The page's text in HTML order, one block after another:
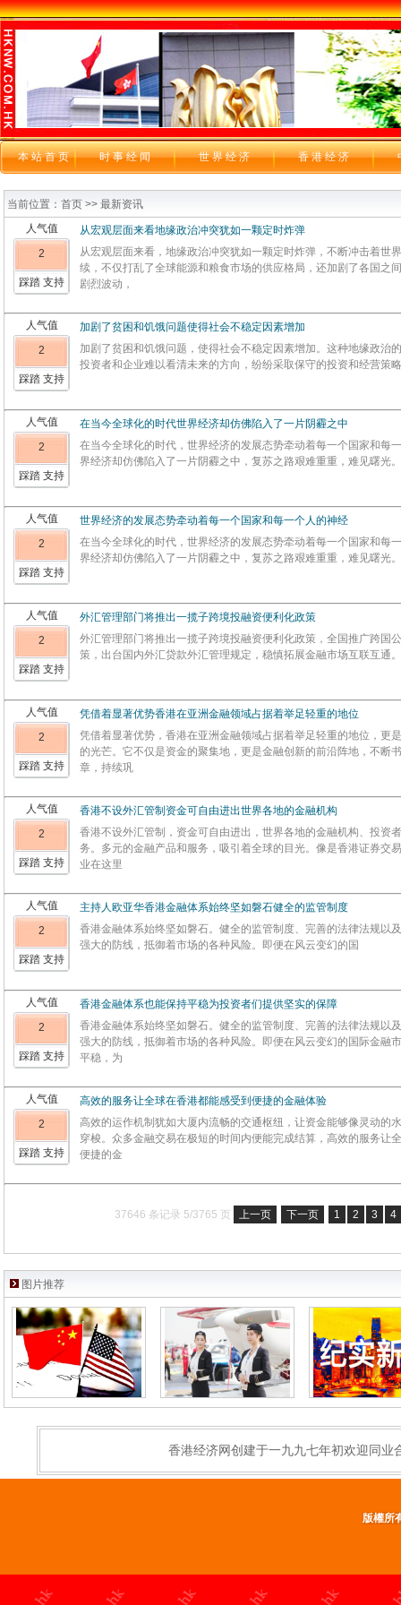
本站首页 时 事 经 闻 世 界 经 济 香 港 经 济
当前位置：首页 >> 最新资讯
人气值
2
踩踏 支持
从宏观层面来看地缘政治冲突犹如一颗定时炸弹
从宏观层面来看，地缘政治冲突犹如一颗定时炸弹，不断冲击着世
续，不仅打乱了全球能源和粮食市场的供应格局，还加剧了各国之
剧烈波动，
人气值
2
踩踏 支持
加剧了贫困和饥饿问题使得社会不稳定因素增加
加剧了贫困和饥饿问题，使得社会不稳定因素增加。这种地缘政治
投资者和企业难以看清未来的方向，纷纷采取保守的投资和经营策
人气值
2
踩踏 支持
在当今全球化的时代世界经济却仿佛陷入了一片阴霾之中
在当今全球化的时代，世界经济的发展态势牵动着每一个国家和每
界经济却仿佛陷入了一片阴霾之中，复苏之路艰难重重，难见曙光。
人气值
2
踩踏 支持
世界经济的发展态势牵动着每一个国家和每一个人的神经
在当今全球化的时代，世界经济的发展态势牵动着每一个国家和每
界经济却仿佛陷入了一片阴霾之中，复苏之路艰难重重，难见曙光。
人气值
2
踩踏 支持
外汇管理部门将推出一揽子跨境投融资便利化政策
外汇管理部门将推出一揽子跨境投融资便利化政策，全国推广跨国
策，出台国内外汇贷款外汇管理规定，稳慎拓展金融市场互联互通。
人气值
2
踩踏 支持
凭借着显著优势香港在亚洲金融领域占据着举足轻重的地位
凭借着显著优势，香港在亚洲金融领域占据着举足轻重的地位，更
的光芒。它不仅是资金的聚集地，更是金融创新的前沿阵地，不断
章，持续巩
人气值
2
踩踏 支持
香港不设外汇管制资金可自由进出世界各地的金融机构
香港不设外汇管制，资金可自由进出，世界各地的金融机构、投资
务。多元的金融产品和服务，吸引着全球的目光。像是香港证券交
业在这里
人气值
2
踩踏 支持
主持人欧亚华香港金融体系始终坚如磐石健全的监管制度
香港金融体系始终坚如磐石。健全的监管制度、完善的法律法规以
强大的防线，抵御着市场的各种风险。即便在风云变幻的国
人气值
2
踩踏 支持
香港金融体系也能保持平稳为投资者们提供坚实的保障
香港金融体系始终坚如磐石。健全的监管制度、完善的法律法规以
强大的防线，抵御着市场的各种风险。即便在风云变幻的国际金融
平稳，为
人气值
2
踩踏 支持
高效的服务让全球在香港都能感受到便捷的金融体验
高效的运作机制犹如大厦内流畅的交通枢纽，让资金能够像灵动的
穿梭。众多金融交易在极短的时间内便能完成结算，高效的服务让
便捷的金
37646 条记录 5/3765 页 上一页 下一页 1 2 3 4
图片推荐
香港经济网创建于一九九七年初欢迎同业
版權所